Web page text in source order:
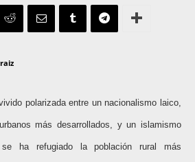
polarizada entre un nacionalismo laico,
más desarrollados, y un islamismo
ha refugiado la población rural más